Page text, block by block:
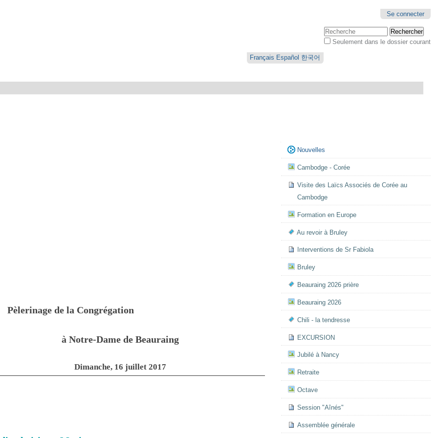
Se connecter
Chercher par
Seulement dans le dossier courant
Français Español 한국어
de la Congrégation
à Notre-Dame de Beauraing
Dimanche, 16 juillet 2017
Navigation
Nouvelles
Cambodge - Corée
Visite des Laïcs Associés de Corée au
Cambodge
Formation en Europe
Au revoir à Bruley
Interventions de Sr Fabiola
Bruley
Beauraing 2026 prière
Beauraing 2026
Chili - la tendresse
EXCURSION
Jubilé à Nancy
Retraite
Octave
Session "Aînés"
Assemblée générale